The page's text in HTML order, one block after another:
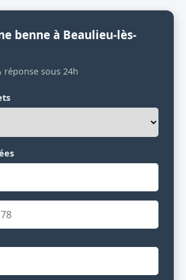
benne à Beaulieu-lès-
réponse sous 24h